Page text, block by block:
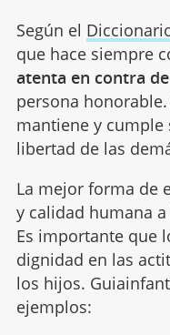
Según el
que hace siempre
atenta en contra
persona
mantiene y cumple
libertad de las
La mejor forma de
y calidad humana
Es importante que
dignidad en las
los hijos.
ejemplos: